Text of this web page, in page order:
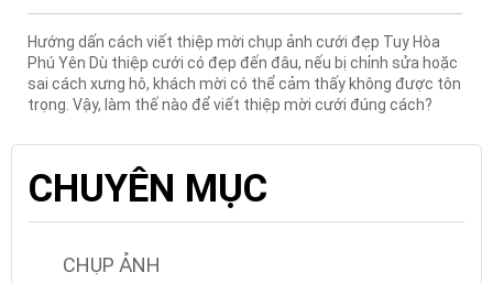
Hướng dấn cách viết thiệp mời chụp ảnh cưới đẹp Tuy Hòa
Phú Yên Dù thiệp cưới có đẹp đến đâu, nếu bị chỉnh sửa hoặc
sai cách xưng hô, khách mời có thể cảm thấy không được tôn
trọng. Vậy, làm thế nào để viết thiệp mời cưới đúng cách?
CHUYÊN MỤC
CHỤP ẢNH